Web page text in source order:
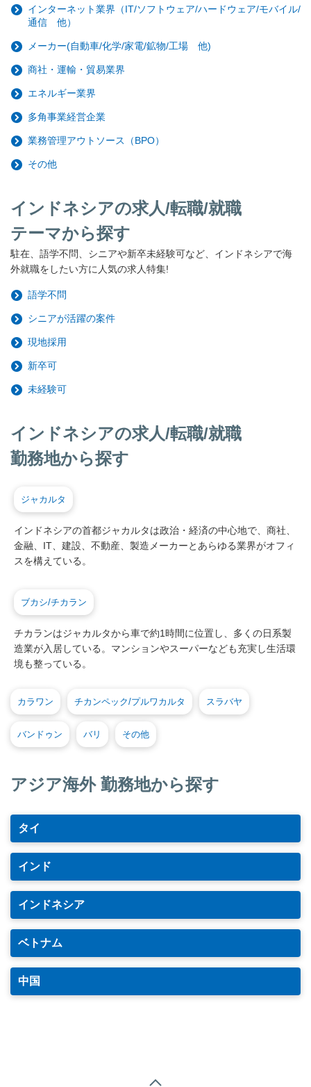
インターネット業界（IT/ソフトウェア/ハードウェア/モバイル/
通信 他）
メーカー(自動車/化学/家電/鉱物/工場 他)
商社・運輸・貿易業界
エネルギー業界
多角事業経営企業
業務管理アウトソース（BPO）
その他
インドネシアの求人/転職/就職
テーマから探す
駐在、語学不問、シニアや新卒未経験可など、インドネシアで海
外就職をしたい方に人気の求人特集!
語学不問
シニアが活躍の案件
現地採用
新卒可
未経験可
インドネシアの求人/転職/就職
勤務地から探す
ジャカルタ
インドネシアの首都ジャカルタは政治・経済の中心地で、商社、
金融、IT、建設、不動産、製造メーカーとあらゆる業界がオフィ
スを構えている。
ブカシ/チカラン
チカランはジャカルタから車で約1時間に位置し、多くの日系製
造業が入居している。マンションやスーパーなども充実し生活環
境も整っている。
カラワン チカンペック/プルワカルタ スラバヤ
バンドゥン バリ その他
アジア海外 勤務地から探す
タイ
インド
インドネシア
ベトナム
中国